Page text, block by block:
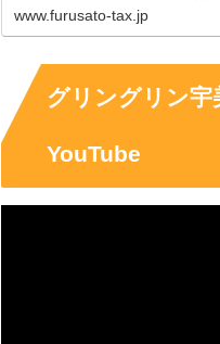
満載のふる
の魅力を知
応援した
るさと納税
www.furusato-tax.jp
グリングリン宇
YouTube